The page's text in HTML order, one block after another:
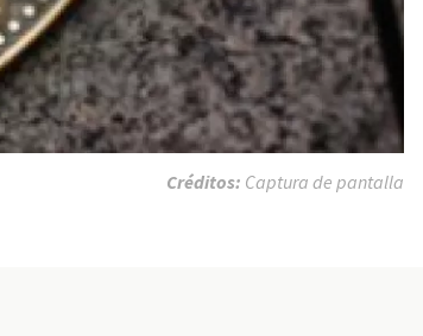
Créditos: Captura de pantalla